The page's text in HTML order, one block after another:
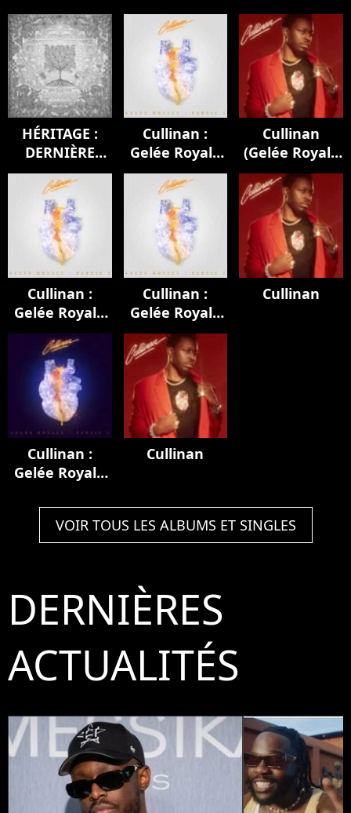
HÉRITAGE :
DERNIÈRE
EMPREINTE
Cullinan :
Gelée Royale
(Partie 2)
Cullinan
(Gelée Royale
1 & 2)
Cullinan :
Gelée Royale
(Partie 2)
Cullinan :
Gelée Royale
(Partie 2)
Cullinan
Cullinan :
Gelée Royale
Cullinan
VOIR TOUS LES ALBUMS ET SINGLES
DERNIÈRES
ACTUALITÉS